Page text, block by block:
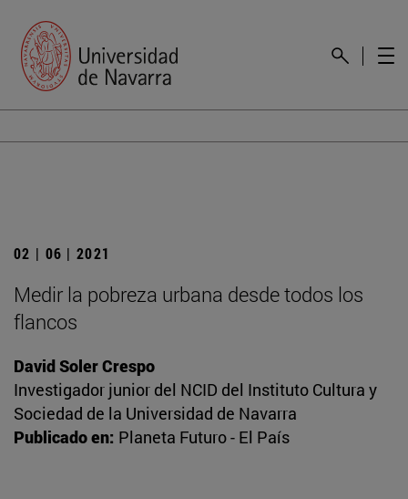
02 | 06 | 2021
Medir la pobreza urbana desde todos los
flancos
David Soler Crespo
Investigador junior del NCID del Instituto Cultura y
Sociedad de la Universidad de Navarra
Publicado en: Planeta Futuro - El País